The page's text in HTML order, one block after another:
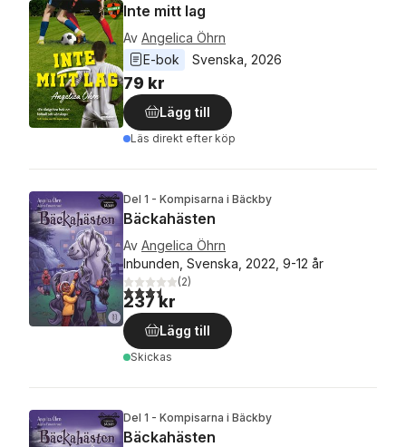
Inte mitt lag
Av Angelica Öhrn
E-bok
Svenska 2026
79 kr
Lägg till
Läs direkt efter köp
Del 1 - Kompisarna i Bäckby
Bäckahästen
Av Angelica Öhrn
Inbunden, Svenska, 2022, 9-12 år
3,5utav 5 stjärnor. Totalt antal röster:
(2)
237 kr
Lägg till
Skickas
Del 1 - Kompisarna i Bäckby
Bäckahästen